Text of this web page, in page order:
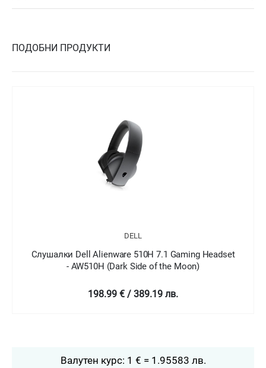
ПОДОБНИ ПРОДУКТИ
Слушалки Dell Alienware 310H Gaming Headset -
AW310H
129 € / 252.3 лв.
Валутен курс: 1 € = 1.95583 лв.